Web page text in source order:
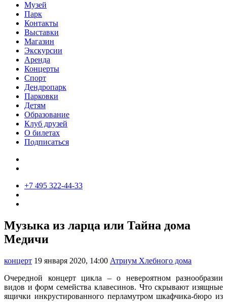
Музей
Парк
Контакты
Выставки
Магазин
Экскурсии
Аренда
Концерты
Спорт
Дендропарк
Парковки
Детям
Образование
Клуб друзей
О билетах
Подписаться
+7 495 322-44-33
Музыка из ларца или Тайна дома
Медичи
концерт 19 января 2020, 14:00 Атриум Хлебного дома
Очередной концерт цикла – о невероятном разнообразии
видов и форм семейства клавесинов. Что скрывают изящные
ящички инкрустированного перламутром шкафчика-бюро из